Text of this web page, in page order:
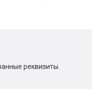
реквизиты.